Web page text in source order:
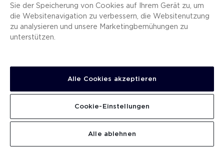
Was beinhaltet der Privilege-Service im H10
Costa Mogán?
Mehr Infos
Wie weit ist das Hotel vom Strand entfernt?
Verfügt es über einen Spa-Service?
Gibt es ein Fitnessstudio in der Anlage?
Sie der Speicherung von Cookies auf Ihrem Gerät zu, um
die Websitenavigation zu verbessern, die Websitenutzung
zu analysieren und unsere Marketingbemühungen zu
unterstützen.
Alle Cookies akzeptieren
Alle ablehnen
Cookie-Einstellungen